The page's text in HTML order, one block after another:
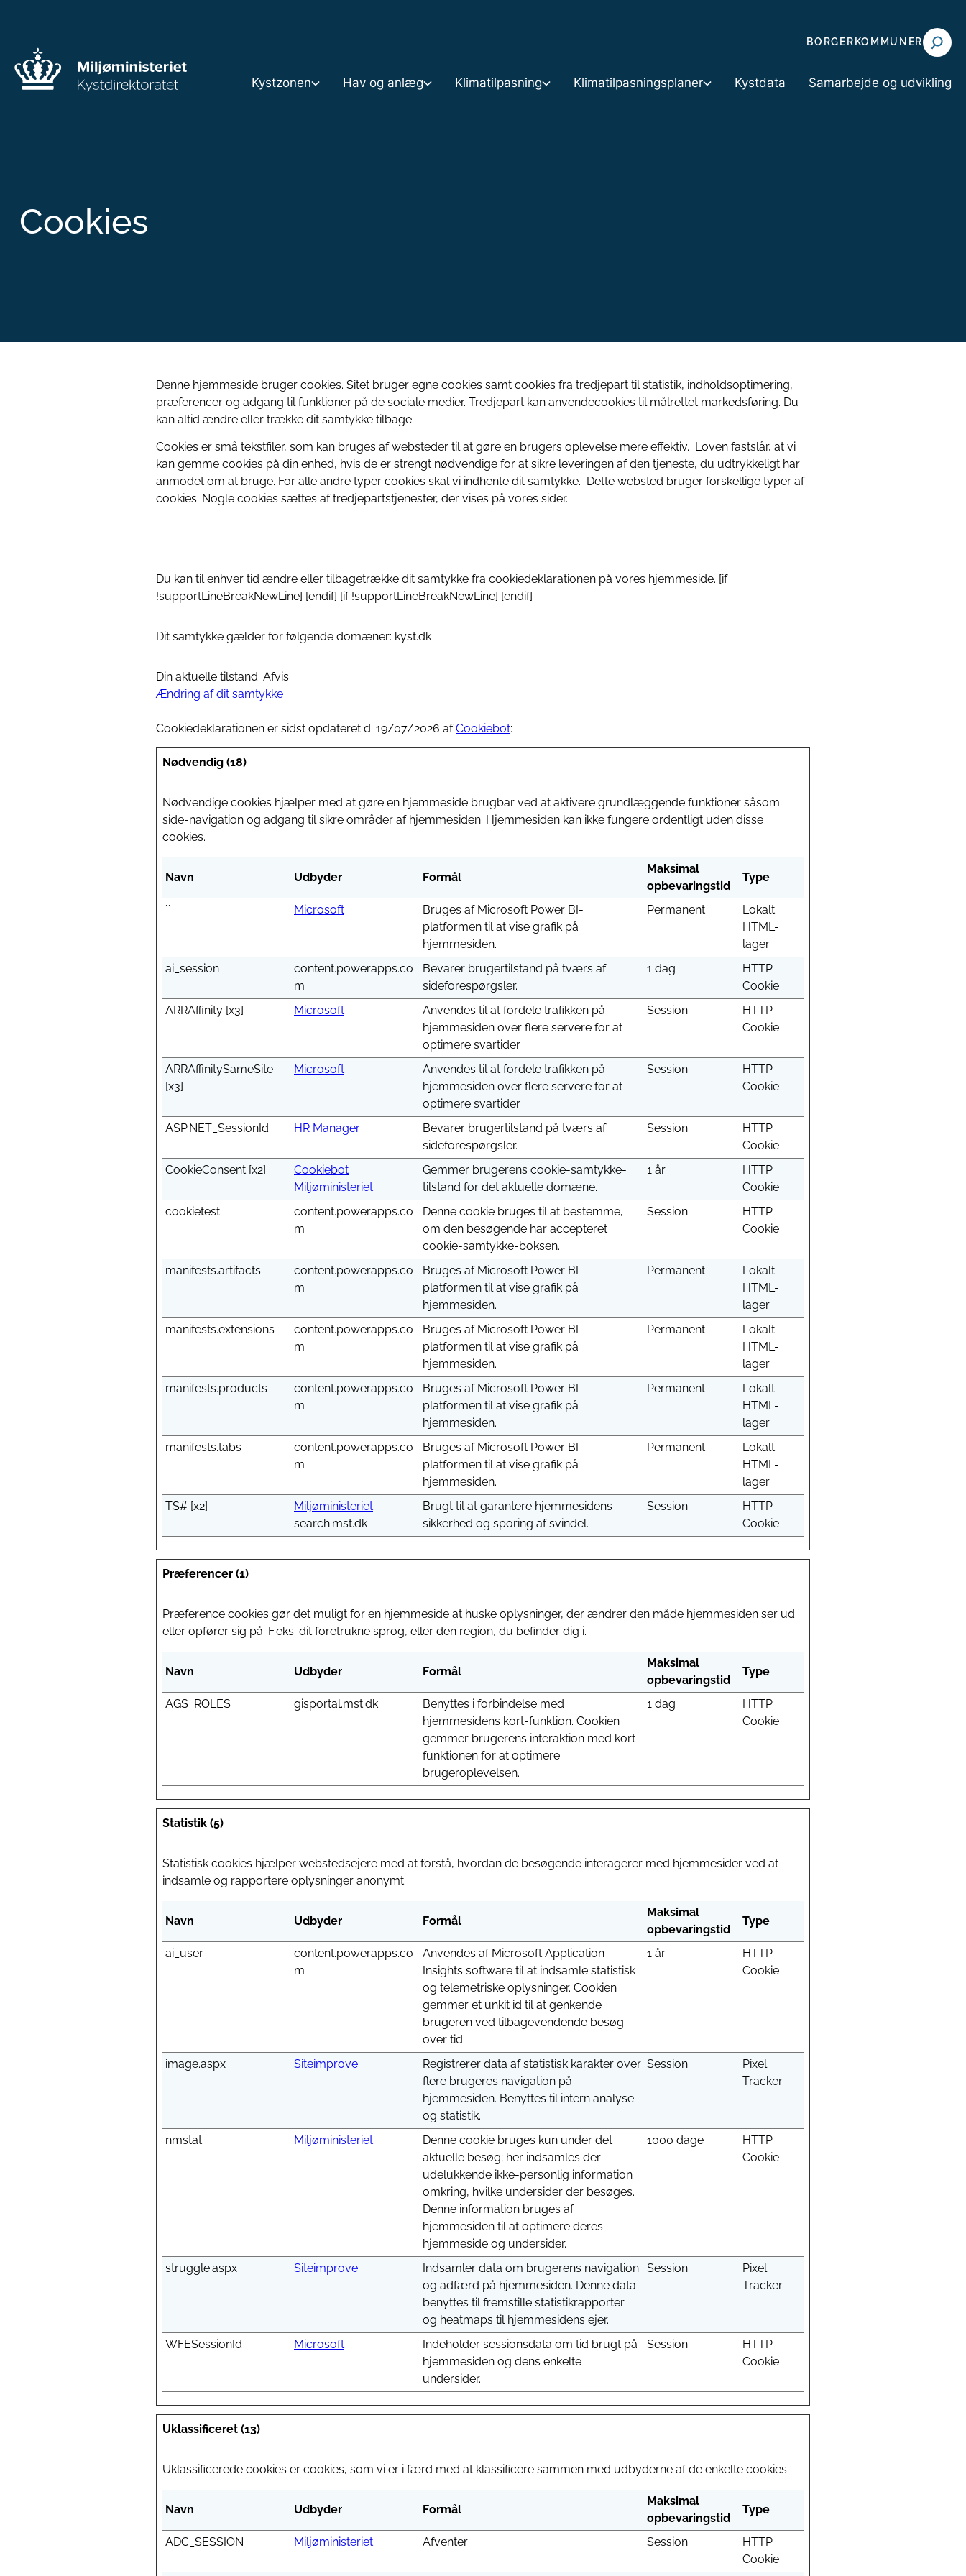
BORGERKOMMUNER
Kystzonen Hav og anlæg
Målinger og data
Esbjerg Ren Havn 2025
Klimatilpasning
Statens kystbeskyttelsesprojekter og planer
Kystdynamik
Stormflod og beredskab
Klimatilpasningsplaner Kystdata Samarbejde og udvikling
Cookies
Denne hjemmeside bruger cookies. Sitet bruger egne cookies samt cookies fra tredjepart til statistik, indholdsoptimering,
præferencer og adgang til funktioner på de sociale medier. Tredjepart kan anvendecookies til målrettet markedsføring. Du
kan altid ændre eller trække dit samtykke tilbage.
Cookies er små tekstfiler, som kan bruges af websteder til at gøre en brugers oplevelse mere effektiv. Loven fastslår, at vi
kan gemme cookies på din enhed, hvis de er strengt nødvendige for at sikre leveringen af den tjeneste, du udtrykkeligt har
anmodet om at bruge. For alle andre typer cookies skal vi indhente dit samtykke. Dette websted bruger forskellige typer af
cookies. Nogle cookies sættes af tredjepartstjenester, der vises på vores sider.
Du kan til enhver tid ændre eller tilbagetrække dit samtykke fra cookiedeklarationen på vores hjemmeside. [if
!supportLineBreakNewLine] [endif] [if !supportLineBreakNewLine] [endif]
Dit samtykke gælder for følgende domæner: kyst.dk
Din aktuelle tilstand: Afvis.
Ændring af dit samtykke
Cookiedeklarationen er sidst opdateret d. 19/07/2026 afCookiebot:
Nødvendig (18)
Nødvendige cookies hjælper med at gøre en hjemmeside brugbar ved at aktivere grundlæggende funktioner såsom
side-navigation og adgang til sikre områder af hjemmesiden. Hjemmesiden kan ikke fungere ordentligt uden disse
cookies.
Navn Udbyder Formål
Maksimal
opbevaringstid
Type
`` Microsoft
Bruges af Microsoft Power BI-
platformen til at vise grafik på
hjemmesiden.
Permanent
Lokalt
HTML-
lager
ai_session
content.powerapps.co
m
Bevarer brugertilstand på tværs af
sideforespørgsler.
1 dag
HTTP
Cookie
ARRAffinity [x3]
Microsoft
Anvendes til at fordele trafikken på
hjemmesiden over flere servere for at
optimere svartider.
Session
HTTP
Cookie
ARRAffinitySameSite
[x3]
Microsoft
Anvendes til at fordele trafikken på
hjemmesiden over flere servere for at
optimere svartider.
Session
HTTP
Cookie
ASP.NET_SessionId HR Manager
Bevarer brugertilstand på tværs af
sideforespørgsler.
Session
HTTP
Cookie
CookieConsent [x2]
Cookiebot
Miljøministeriet
Gemmer brugerens cookie-samtykke-
tilstand for det aktuelle domæne.
1 år
HTTP
Cookie
cookietest
content.powerapps.co
m
Denne cookie bruges til at bestemme,
om den besøgende har accepteret
cookie-samtykke-boksen.
Session
HTTP
Cookie
manifests.artifacts
content.powerapps.co
m
Bruges af Microsoft Power BI-
platformen til at vise grafik på
hjemmesiden.
Permanent
Lokalt
HTML-
lager
manifests.extensions
content.powerapps.co
m
Bruges af Microsoft Power BI-
platformen til at vise grafik på
hjemmesiden.
Permanent
Lokalt
HTML-
lager
manifests.products
content.powerapps.co
m
Bruges af Microsoft Power BI-
platformen til at vise grafik på
hjemmesiden.
Permanent
Lokalt
HTML-
lager
manifests.tabs
content.powerapps.co
m
Bruges af Microsoft Power BI-
platformen til at vise grafik på
hjemmesiden.
Permanent
Lokalt
HTML-
lager
TS# [x2]
Miljøministeriet
search.mst.dk
Brugt til at garantere hjemmesidens
sikkerhed og sporing af svindel.
Session
HTTP
Cookie
Præferencer (1)
Præference cookies gør det muligt for en hjemmeside at huske oplysninger, der ændrer den måde hjemmesiden ser ud
eller opfører sig på. F.eks. dit foretrukne sprog, eller den region, du befinder dig i.
Navn Udbyder Formål
Maksimal
opbevaringstid
Type
AGS_ROLES gisportal.mst.dk
Benyttes i forbindelse med
hjemmesidens kort-funktion. Cookien
gemmer brugerens interaktion med kort-
funktionen for at optimere
brugeroplevelsen.
1 dag
HTTP
Cookie
Statistik (5)
Statistisk cookies hjælper webstedsejere med at forstå, hvordan de besøgende interagerer med hjemmesider ved at
indsamle og rapportere oplysninger anonymt.
Navn Udbyder Formål
Maksimal
opbevaringstid
Type
ai_user
content.powerapps.co
m
Anvendes af Microsoft Application
Insights software til at indsamle statistisk
og telemetriske oplysninger. Cookien
gemmer et unkit id til at genkende
brugeren ved tilbagevendende besøg
over tid.
1 år
HTTP
Cookie
image.aspx Siteimprove
Registrerer data af statistisk karakter over
flere brugeres navigation på
hjemmesiden. Benyttes til intern analyse
og statistik.
Session
Pixel
Tracker
nmstat Miljøministeriet
Denne cookie bruges kun under det
aktuelle besøg; her indsamles der
udelukkende ikke-personlig information
omkring, hvilke undersider der besøges.
Denne information bruges af
hjemmesiden til at optimere deres
hjemmeside og undersider.
1000 dage
HTTP
Cookie
struggle.aspx Siteimprove
Indsamler data om brugerens navigation
og adfærd på hjemmesiden. Denne data
benyttes til fremstille statistikrapporter
og heatmaps til hjemmesidens ejer.
Session
Pixel
Tracker
WFESessionId Microsoft
Indeholder sessionsdata om tid brugt på
hjemmesiden og dens enkelte
undersider.
Session
HTTP
Cookie
Uklassificeret (13)
Uklassificerede cookies er cookies, som vi er i færd med at klassificere sammen med udbyderne af de enkelte cookies.
Navn Udbyder Formål
Maksimal
opbevaringstid
Type
ADC_SESSION Miljøministeriet Afventer Session
HTTP
Cookie